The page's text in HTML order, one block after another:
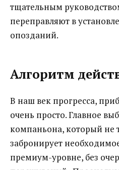
тщательным
переправляют в
опозданий.
Алгоритм
В наш век прогресса,
очень просто. Главное
компаньона, который не
забронирует
премиум-уровне, без